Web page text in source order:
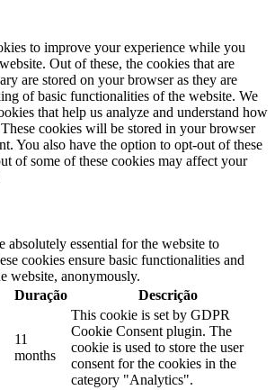
to improve your experience while you
Out of these, the cookies that are
are stored on your browser as they are
of basic functionalities of the website. We
that help us analyze and understand how
cookies will be stored in your browser
You also have the option to opt-out of these
of some of these cookies may affect your
absolutely essential for the website to
cookies ensure basic functionalities and
website, anonymously.
Duração Descrição
11
months
This cookie is set by GDPR
Cookie Consent plugin. The
cookie is used to store the user
consent for the cookies in the
category "Analytics".